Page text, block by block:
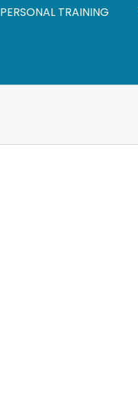
PERSONAL TRAINING